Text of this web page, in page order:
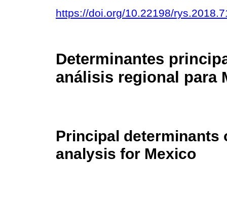
https://doi.org/10.22198/
Determinantes
análisis regional para
Principal determinants
analysis for Mexico